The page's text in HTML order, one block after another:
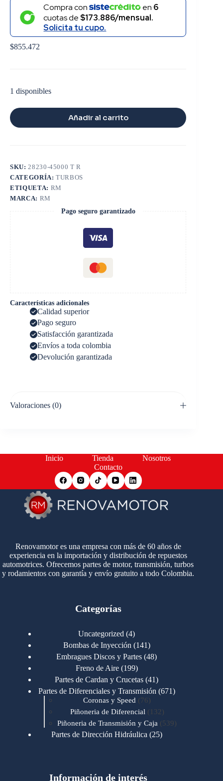
Compra con en 6
cuotas de $173.886/mensual.
Solicita tu cupo.
$855.472
1 disponibles
Añadir al carrito
SKU: 28230-45000 T R
CATEGORÍA:TURBOS
ETIQUETA: RM
MARCA: RM
Pago seguro garantizado
Características adicionales
Calidad superior
Pago seguro
Satisfacción garantizada
Envíos a toda colombia
Devolución garantizada
Valoraciones (0)
Inicio Tienda
Nosotros
Contacto
Renovamotor es una empresa con más de 60 años de
experiencia en la importación y distribución de repuestos
automotrices. Ofrecemos partes de motor, transmisión, turbos
y rodamientos con garantía y envío gratuito a todo Colombia.
Categorías
Uncategorized 44
productos
Bombas de Inyección 141141
productos
Embragues Discos y Partes 4848
Freno de Aire 199199
productos
Partes de Cardan y Crucetas 4141
productos
Partes de Diferenciales y Transmisión 671671
Coronas y Speed 7676
productos
Piñoneria de Diferencial 132 132
productos
Piñoneria de Transmisión y Caja 539539
Partes de Dirección Hidráulica 2525
Motores Cummins 723
Información de interés